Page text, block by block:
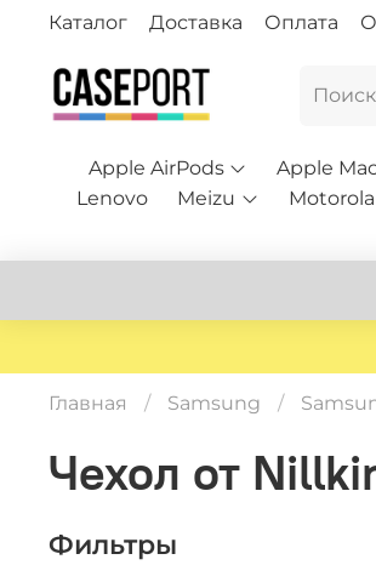
Каталог Доставка Оплата
Apple AirPods Apple
Lenovo
Meizu Motorola
Главная Samsung
Чехол от
Фильтры